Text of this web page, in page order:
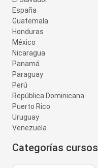
España
Guatemala
Honduras
México
Nicaragua
Panamá
Paraguay
Perú
República Dominicana
Puerto Rico
Uruguay
Venezuela
Categorías cursos